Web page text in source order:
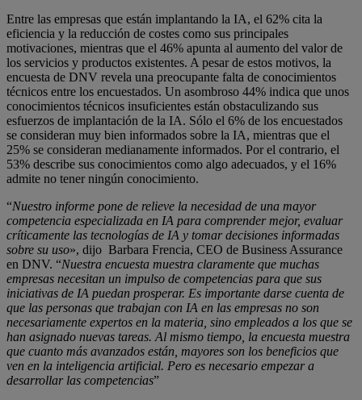
Entre las empresas que están implantando la IA, el 62% cita la
eficiencia y la reducción de costes como sus principales
motivaciones, mientras que el 46% apunta al aumento del valor de
los servicios y productos existentes. A pesar de estos motivos, la
encuesta de DNV revela una preocupante falta de conocimientos
técnicos entre los encuestados. Un asombroso 44% indica que unos
conocimientos técnicos insuficientes están obstaculizando sus
esfuerzos de implantación de la IA. Sólo el 6% de los encuestados
se consideran muy bien informados sobre la IA, mientras que el
25% se consideran medianamente informados. Por el contrario, el
53% describe sus conocimientos como algo adecuados, y el 16%
admite no tener ningún conocimiento.
“Nuestro informe pone de relieve la necesidad de una mayor
competencia especializada en IA para comprender mejor, evaluar
críticamente las tecnologías de IA y tomar decisiones informadas
sobre su uso», dijo Barbara Frencia, CEO de Business Assurance
en DNV. “Nuestra encuesta muestra claramente que muchas
empresas necesitan un impulso de competencias para que sus
iniciativas de IA puedan prosperar. Es importante darse cuenta de
que las personas que trabajan con IA en las empresas no son
necesariamente expertos en la materia, sino empleados a los que se
han asignado nuevas tareas. Al mismo tiempo, la encuesta muestra
que cuanto más avanzados están, mayores son los beneficios que
ven en la inteligencia artificial. Pero es necesario empezar a
desarrollar las competencias”